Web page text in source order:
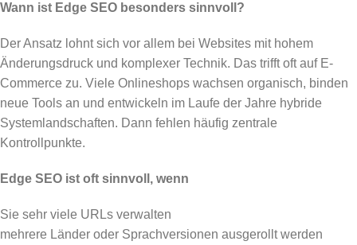
Wann ist Edge SEO besonders sinnvoll?
Der Ansatz lohnt sich vor allem bei Websites mit hohem
Änderungsdruck und komplexer Technik. Das trifft oft auf E-
Commerce zu. Viele Onlineshops wachsen organisch, binden
neue Tools an und entwickeln im Laufe der Jahre hybride
Systemlandschaften. Dann fehlen häufig zentrale
Kontrollpunkte.
Edge SEO ist oft sinnvoll, wenn
Sie sehr viele URLs verwalten
mehrere Länder oder Sprachversionen ausgerollt werden